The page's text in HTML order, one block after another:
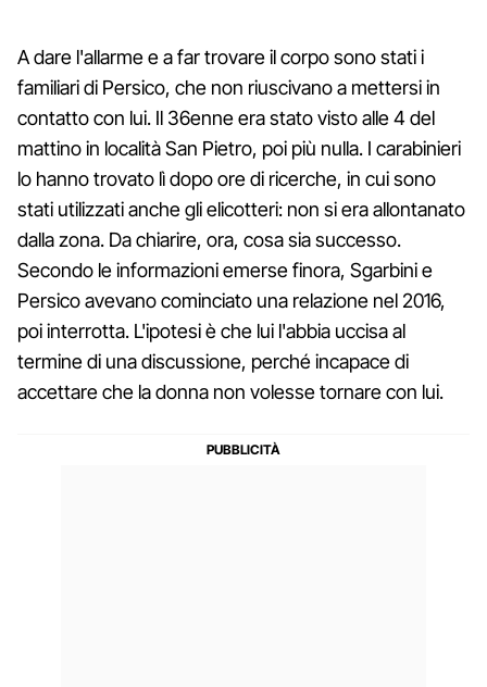
A dare l'allarme e a far trovare il corpo sono stati i
familiari di Persico, che non riuscivano a mettersi in
contatto con lui. Il 36enne era stato visto alle 4 del
mattino in località San Pietro, poi più nulla. I carabinieri
lo hanno trovato lì dopo ore di ricerche, in cui sono
stati utilizzati anche gli elicotteri: non si era allontanato
dalla zona. Da chiarire, ora, cosa sia successo.
Secondo le informazioni emerse finora, Sgarbini e
Persico avevano cominciato una relazione nel 2016,
poi interrotta. L'ipotesi è che lui l'abbia uccisa al
termine di una discussione, perché incapace di
accettare che la donna non volesse tornare con lui.